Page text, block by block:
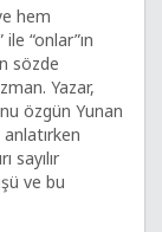
hem
“onlar”ın
sözde
Yazar,
özgün Yunan
sayılır
ve bu